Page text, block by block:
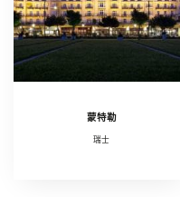
蒙特勒
瑞士